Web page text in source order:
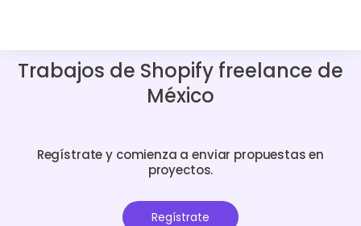
Trabajos de Shopify freelance de
México
Regístrate y comienza a enviar propuestas en
proyectos.
Regístrate